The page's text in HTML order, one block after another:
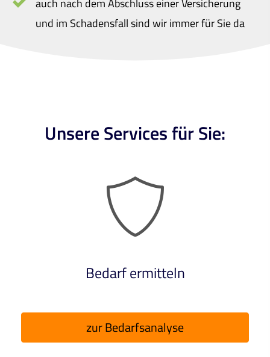
und im Schadensfall sind wir immer für Sie da
Unsere Services für Sie:
Bedarf ermitteln
zur Bedarfsanalyse